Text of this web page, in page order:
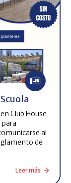
Club House
para
al
de
Leer más